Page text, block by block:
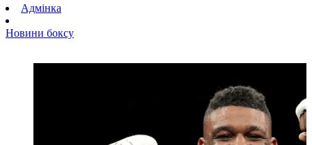
Адмінка
Новини боксу